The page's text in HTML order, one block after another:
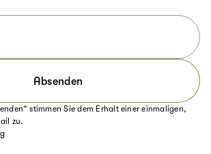
Absenden
stimmen Sie dem Erhalt einer einmaligen,
zu.